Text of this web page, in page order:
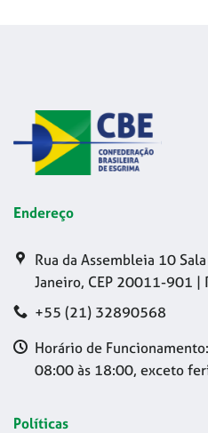
Endereço
Rua da Assembleia 10
Janeiro, CEP 20011-901 |
+55 (21) 32890568
Horário de
08:00 às 18:00, exceto
Políticas